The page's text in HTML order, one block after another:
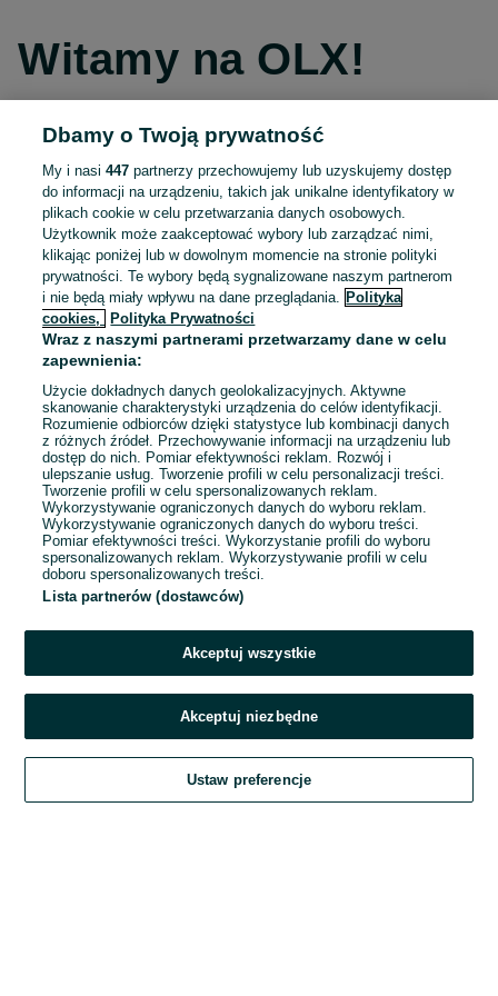
Witamy na OLX!
Kontynuuj przez Facebooka
Kontynuuj przez konto Apple
Kontynuuj przez konto Google
LUB
E-mail
Hasło
Zaloguj się
Kontynuując za pośrednictwem jednego z dostawców wskazanych powyżej,
OLX.pl w jego aktualnym brzmieniu.
Dbamy o Twoją prywatność
My i nasi447 partnerzy przechowujemy lub uzyskujemy dostęp
do informacji na urządzeniu, takich jak unikalne identyfikatory w
plikach cookie w celu przetwarzania danych osobowych.
Użytkownik może zaakceptować wybory lub zarządzać nimi,
klikając poniżej lub w dowolnym momencie na stronie polityki
prywatności. Te wybory będą sygnalizowane naszym partnerom
i nie będą miały wpływu na dane przeglądania.
Polityka
cookies,
Polityka Prywatności
Wraz z naszymi partnerami przetwarzamy dane w celu
zapewnienia:
Użycie dokładnych danych geolokalizacyjnych. Aktywne
skanowanie charakterystyki urządzenia do celów identyfikacji.
Rozumienie odbiorców dzięki statystyce lub kombinacji danych
z różnych źródeł. Przechowywanie informacji na urządzeniu lub
dostęp do nich. Pomiar efektywności reklam. Rozwój i
ulepszanie usług. Tworzenie profili w celu personalizacji treści.
Tworzenie profili w celu spersonalizowanych reklam.
Wykorzystywanie ograniczonych danych do wyboru reklam.
Wykorzystywanie ograniczonych danych do wyboru treści.
Pomiar efektywności treści. Wykorzystanie profili do wyboru
spersonalizowanych reklam. Wykorzystywanie profili w celu
doboru spersonalizowanych treści.
Lista partnerów (dostawców)
Akceptuj wszystkie
Akceptuj niezbędne
Ustaw preferencje